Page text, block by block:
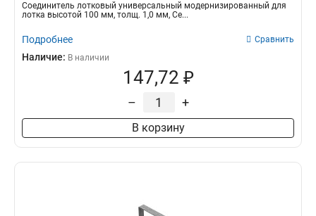
Соединитель лотковый универсальный модернизированный для
лотка высотой 100 мм, толщ. 1,0 мм, Се...
Подробнее Сравнить
Наличие: В наличии
147,72 ₽
– +
В корзину